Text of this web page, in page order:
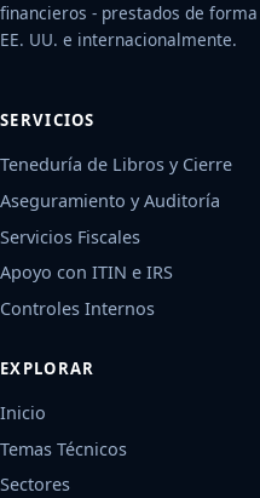
financieros - prestados de
EE. UU. e internacionalmente.
SERVICIOS
Teneduría de Libros y Cierre
Aseguramiento y Auditoría
Servicios Fiscales
Apoyo con ITIN e IRS
Controles Internos
EXPLORAR
Inicio
Temas Técnicos
Sectores